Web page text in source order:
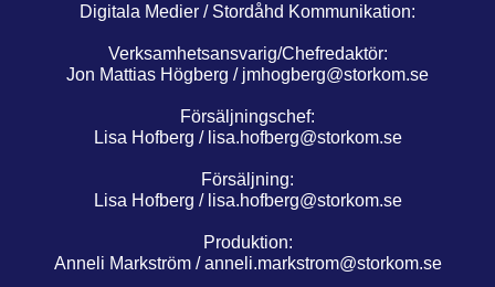
Digitala Medier / Stordåhd Kommunikation:
Verksamhetsansvarig/Chefredaktör:
Jon Mattias Högberg / jmhogberg@storkom.se
Försäljningschef:
Lisa Hofberg / lisa.hofberg@storkom.se
Försäljning:
Lisa Hofberg / lisa.hofberg@storkom.se
Produktion:
Anneli Markström /anneli.markstrom@storkom.se